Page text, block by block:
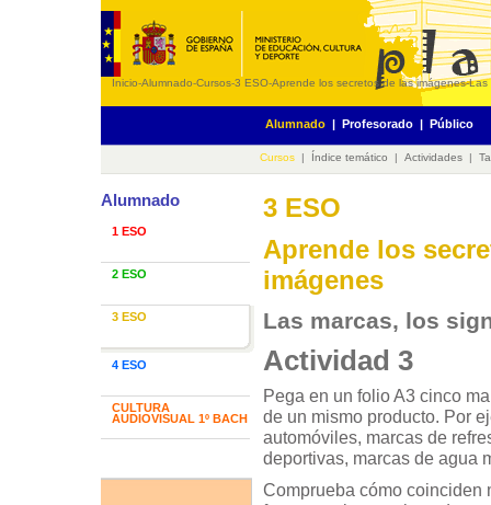
Inicio-Alumnado-Cursos-3 ESO-Aprende los secretos de las imágenes-Las
Alumnado | Profesorado | Público
Cursos | Índice temático | Actividades |
Alumnado
1 ESO
2 ESO
3 ESO
4 ESO
CULTURA
AUDIOVISUAL 1º BACH
3 ESO
Aprende los
imágenes
Las marcas, los
Actividad 3
Pega en un folio A3 cinco
de un mismo producto. Por
automóviles, marcas de
deportivas, marcas de agua
Comprueba cómo coinciden